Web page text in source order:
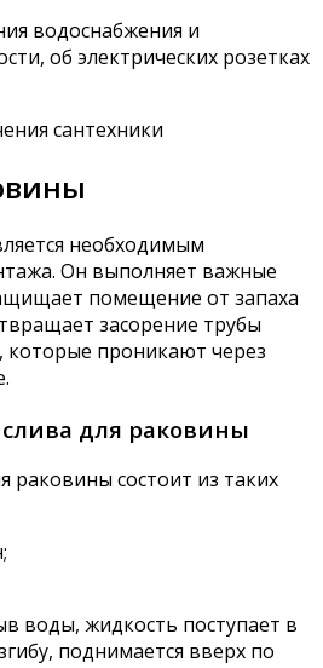
водоснабжения и
об электрических розетках
сантехники
необходимым
Он выполняет важные
помещение от запаха
засорение трубы
проникают через
для раковины
раковины состоит из таких
воды, жидкость поступает в
поднимается вверх по